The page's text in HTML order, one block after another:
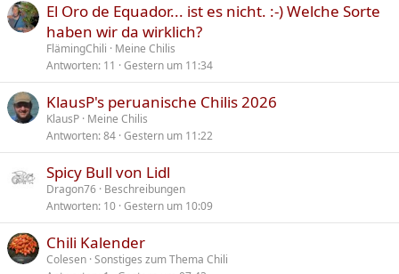
El Oro de Equador... ist es nicht. :-) Welche Sorte
haben wir da wirklich?
FlämingChili
Meine Chilis
Antworten 11 Gestern um 11:34
KlausP's peruanische Chilis 2026
KlausP Meine Chilis
Antworten 84 Gestern um 11:22
Spicy Bull von Lidl
Dragon76 Beschreibungen
Antworten 10 Gestern um 10:09
Chili Kalender
Colesen Sonstiges zum Thema Chili